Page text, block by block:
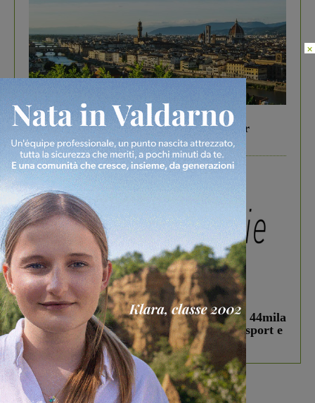
In vetrina 6 Agosto 2026
Gita di famiglia a Firenze: 5 idee per far
divertire i tuoi figli
In vetrina 3 Agosto 2026
Estra Notizie agosto: Smart Cities, oltre 44mila
studenti coinvolti, torna il bando per lo sport e
debutta il podcast Estrair
×